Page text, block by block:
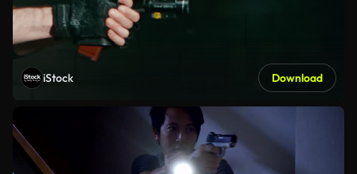
iStock Download